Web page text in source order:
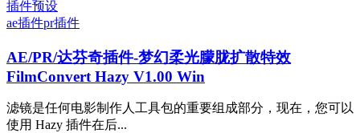
插件预设
ae插件pr插件
AE/PR/达芬奇插件-梦幻柔光朦胧扩散特效
FilmConvert Hazy V1.00 Win
滤镜是任何电影制作人工具包的重要组成部分，现在，您可以
使用 Hazy 插件在后...